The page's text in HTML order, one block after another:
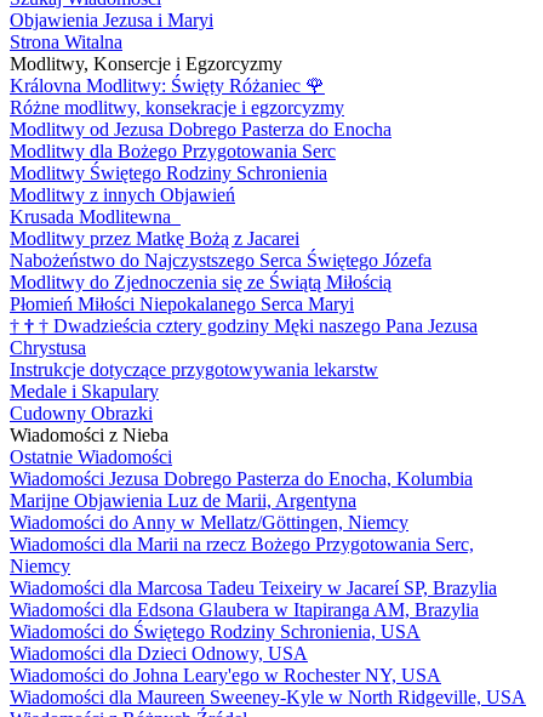
Objawienia Jezusa i Maryi
Strona Witalna
Modlitwy, Konsercje i Egzorcyzmy
Královna Modlitwy: Święty Różaniec 🌹
Różne modlitwy, konsekracje i egzorcyzmy
Modlitwy od Jezusa Dobrego Pasterza do Enocha
Modlitwy dla Bożego Przygotowania Serc
Modlitwy Świętego Rodziny Schronienia
Modlitwy z innych Objawień
Krusada Modlitewna
Modlitwy przez Matkę Bożą z Jacarei
Nabożeństwo do Najczystszego Serca Świętego Józefa
Modlitwy do Zjednoczenia się ze Świątą Miłością
Płomień Miłości Niepokalanego Serca Maryi
† † † Dwadzieścia cztery godziny Męki naszego Pana Jezusa
Chrystusa
Instrukcje dotyczące przygotowywania lekarstw
Medale i Skapulary
Cudowny Obrazki
Wiadomości z Nieba
Ostatnie Wiadomości
Wiadomości Jezusa Dobrego Pasterza do Enocha, Kolumbia
Marijne Objawienia Luz de Marii, Argentyna
Wiadomości do Anny w Mellatz/Göttingen, Niemcy
Wiadomości dla Marii na rzecz Bożego Przygotowania Serc,
Niemcy
Wiadomości dla Marcosa Tadeu Teixeiry w Jacareí SP, Brazylia
Wiadomości dla Edsona Glaubera w Itapiranga AM, Brazylia
Wiadomości do Świętego Rodziny Schronienia, USA
Wiadomości dla Dzieci Odnowy, USA
Wiadomości do Johna Leary'ego w Rochester NY, USA
Wiadomości dla Maureen Sweeney-Kyle w North Ridgeville, USA